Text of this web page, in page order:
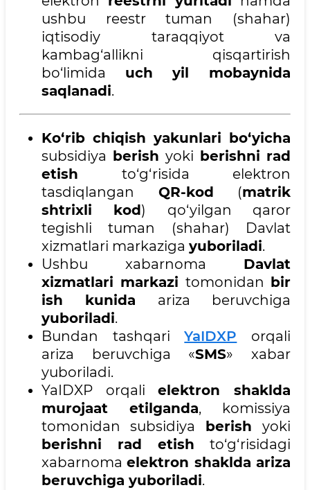
ushbu reestr tuman (shahar)
iqtisodiy taraqqiyot va
kambag‘allikni qisqartirish
bo‘limida uch yil mobaynida
saqlanadi.
Ko‘rib chiqish yakunlari bo‘yicha
subsidiya
berish yoki berishni rad
etish to‘g‘risida elektron
tasdiqlangan QR-kod (matrik
shtrixli kod ) qo‘yilgan qaror
tegishli tuman (shahar) Davlat
xizmatlari markaziga yuboriladi.
Ushbu xabarnoma Davlat
xizmatlari markazi tomonidan
bir
ish kunida ariza beruvchiga
yuboriladi.
Bundan tashqariYaIDXP orqali
ariza beruvchiga «SMS» xabar
yuboriladi.
YaIDXP orqalielektron shaklda
murojaat etilganda, komissiya
tomonidan subsidiya
berishyoki
berishni rad etish to‘g‘risidagi
xabarnomaelektron shaklda ariza
beruvchiga yuboriladi.